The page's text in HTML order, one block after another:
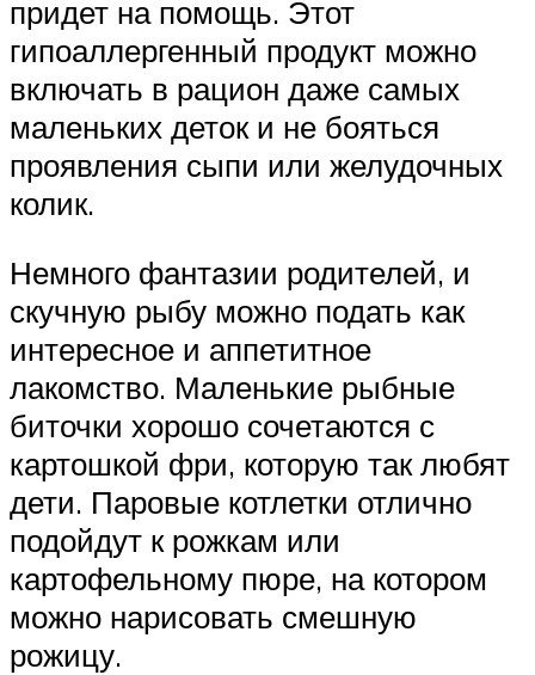
придет на помощь. Этот
гипоаллергенный продукт можно
включать в рацион даже самых
маленьких деток и не бояться
проявления сыпи или желудочных
колик.
Немного фантазии родителей, и
скучную рыбу можно подать как
интересное и аппетитное
лакомство. Маленькие рыбные
биточки хорошо сочетаются с
картошкой фри, которую так любят
дети. Паровые котлетки отлично
подойдут к рожкам или
картофельному пюре, на котором
можно нарисовать смешную
рожицу.